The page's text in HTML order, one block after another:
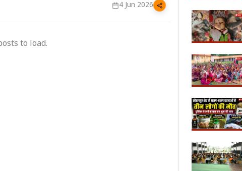
15 साल पुरानी बसों के नियम पर बवाल, 7 अगस्त
से अनिश्चितकालीन हड़ताल पर जाएंगे प्राइवेट बस
4 Jun 2026
to load.